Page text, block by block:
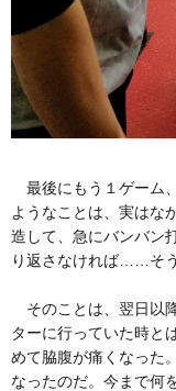
最後にもう１ゲーム
ようなことは、実はな
造して、急にバンバン
り返さなければ……そ
そのことは、翌日以
ターに行っていた時と
めて脇腹が痛くなった
なったのだ。今まで何